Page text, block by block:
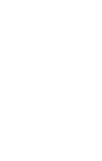
rétro ou
pas trop petite,
meubles de salle de
sur